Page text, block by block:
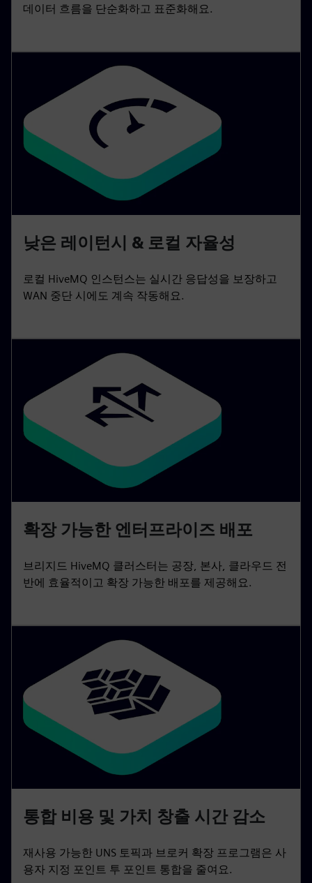
데이터 흐름을 단순화하고 표준화해요.
낮은 레이턴시 & 로컬 자율성
로컬 HiveMQ 인스턴스는 실시간 응답성을 보장하고
WAN 중단 시에도 계속 작동해요.
확장 가능한 엔터프라이즈 배포
브리지드 HiveMQ 클러스터는 공장, 본사, 클라우드 전
반에 효율적이고 확장 가능한 배포를 제공해요.
통합 비용 및 가치 창출 시간 감소
재사용 가능한 UNS 토픽과 브로커 확장 프로그램은 사
용자 지정 포인트 투 포인트 통합을 줄여요.